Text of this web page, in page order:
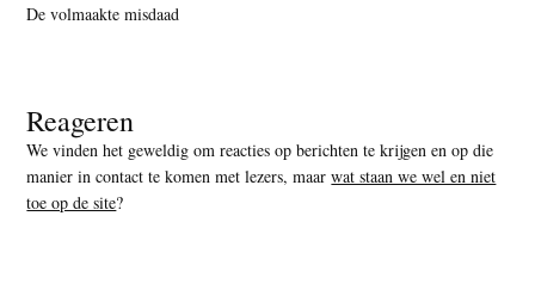
De volmaakte misdaad
Reageren
We vinden het geweldig om reacties op berichten te krijgen en op die
manier in contact te komen met lezers, maarwat staan we wel en niet
toe op de site?